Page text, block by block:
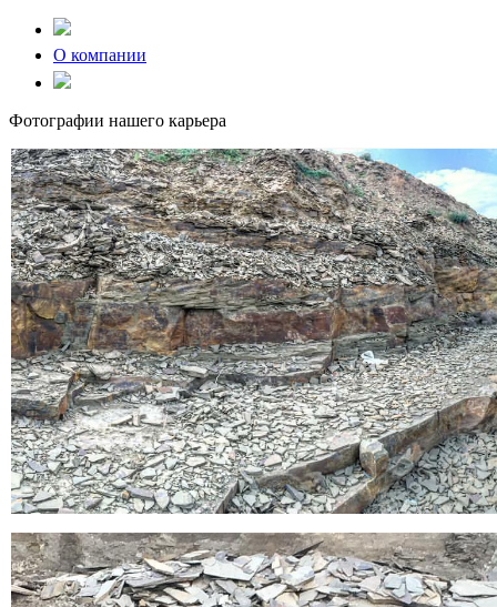
О компании
Фотографии нашего карьера